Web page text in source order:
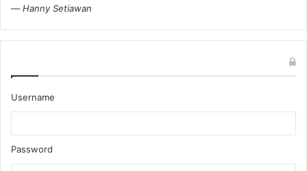
— Hanny Setiawan
Username
Password